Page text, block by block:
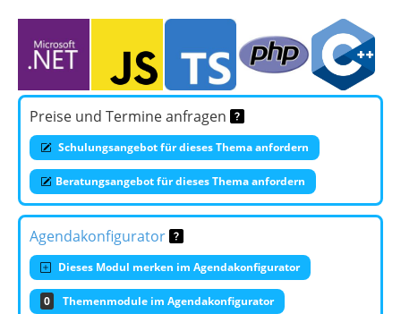
Preise und Termine anfragen
Schulungsangebot für dieses Thema anfordern
Beratungsangebot für dieses Thema anfordern
Agendakonfigurator
Dieses Modul merken im Agendakonfigurator
0 Themenmodule im Agendakonfigurator